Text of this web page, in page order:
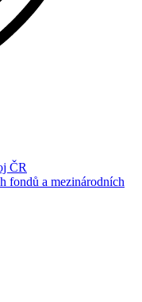
ČR
fondů a mezinárodních